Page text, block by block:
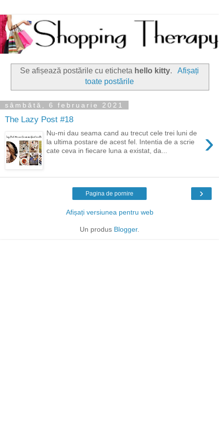
Se afișează postările cu eticheta hello kitty.
Afișați
toate postările
sâmbătă, 6 februarie 2021
The Lazy Post #18
›
Nu-mi dau seama cand au trecut cele trei luni de
la ultima postare de acest fel. Intentia de a scrie
cate ceva in fiecare luna a existat, da...
›
Pagina de pornire
Afișați versiunea pentru web
Un produs Blogger.